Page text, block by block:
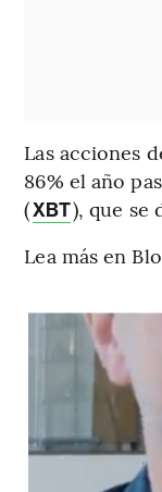
Las acciones
86% el año
(XBT), que se
Lea más en